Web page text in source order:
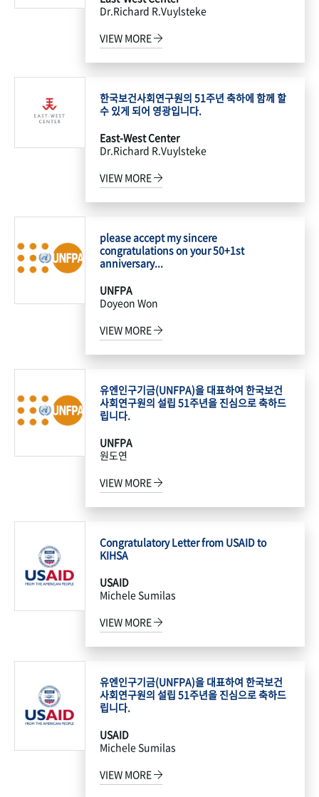
Dr.Richard R.Vuylsteke
VIEW MORE
한국보건사회연구원의 51주년 축하에 함께 할
수 있게 되어 영광입니다.
East-West Center
Dr.Richard R.Vuylsteke
VIEW MORE
please accept my sincere
congratulations on your 50+1st
anniversary...
UNFPA
Doyeon Won
VIEW MORE
유엔인구기금(UNFPA)을 대표하여 한국보건
사회연구원의 설립 51주년을 진심으로 축하드
립니다.
UNFPA
원도연
VIEW MORE
Congratulatory Letter from USAID to
KIHSA
USAID
Michele Sumilas
VIEW MORE
유엔인구기금(UNFPA)을 대표하여 한국보건
사회연구원의 설립 51주년을 진심으로 축하드
립니다.
USAID
Michele Sumilas
VIEW MORE